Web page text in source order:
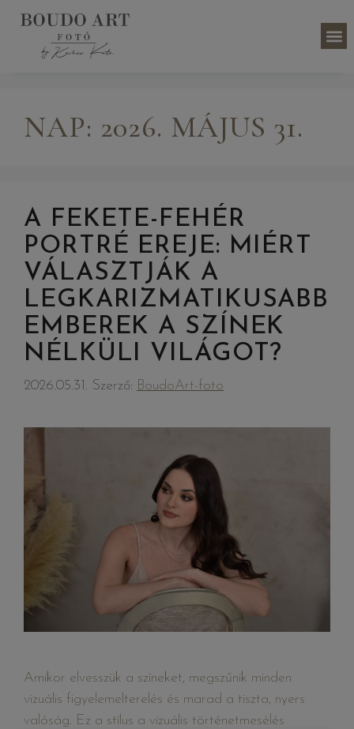
NAP: 2026. MÁJUS 31.
A FEKETE-FEHÉR
PORTRÉ EREJE: MIÉRT
VÁLASZTJÁK A
LEGKARIZMATIKUSABB
EMBEREK A SZÍNEK
NÉLKÜLI VILÁGOT?
2026.05.31. Szerző: BoudoArt-foto
Amikor elvesszük a színeket, megszűnik minden
vizuális figyelemelterelés és marad a tiszta, nyers
valóság. Ez a stílus a vizuális történetmesélés